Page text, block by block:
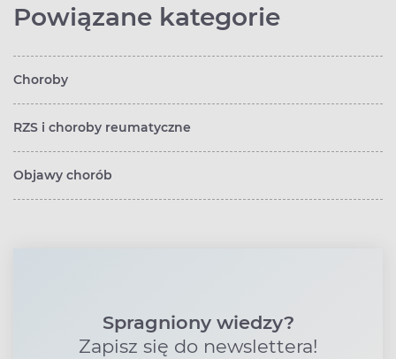
Powiązane kategorie
Choroby
RZS i choroby reumatyczne
Objawy chorób
Spragniony wiedzy?
Zapisz się do newslettera!